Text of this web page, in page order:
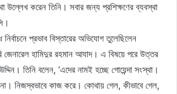
উল্লেখ করেন তিনি। সবার জন্য প্রশিক্ষণের ব্যবস্থা
নির্বাচনে প্রভাব বিস্তারের অভিযোগ তুলেছিলেন
জেনারেল হামিদুর রহমান আযাদ। এ বিষয়ে পরে উত্তর
তিনি বলেন, ‘এদের নামই হচ্ছে গোয়েন্দা সংস্থা।
নিজস্বভাবে কাজ করে। কোথায় গেল, কীভাবে গেল,